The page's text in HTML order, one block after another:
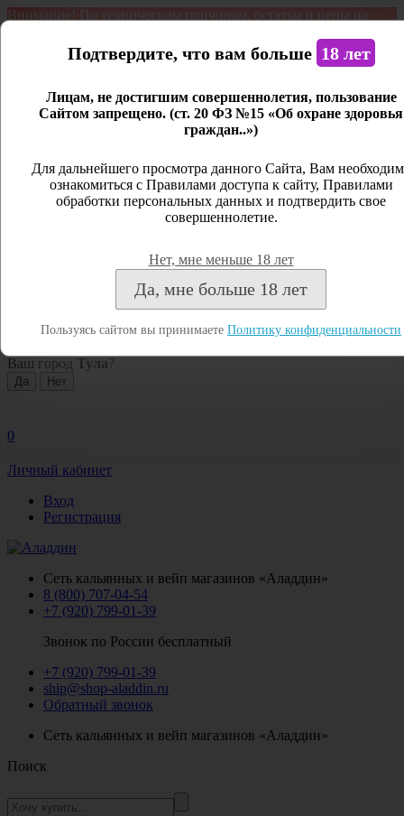
Внимание! По техническим причинам, остатки и цены на
является демонстрационным. Дистанционная продажа не
Открыть сайдбар
Личный кабинет
Закрыть
Посмотреть все результаты
Ваш город Тула ?
0
Личный кабинет
Вход
Регистрация
Сеть кальянных и вейп магазинов «Аладдин»
8 (800) 707-04-54
+7 (920) 799-01-39
Звонок по России бесплатный
+7 (920) 799-01-39
ship@shop-aladdin.ru
Обратный звонок
Сеть кальянных и вейп магазинов «Аладдин»
Поиск
Подтвердите, что вам больше 18 лет
Лицам, не достигшим совершеннолетия, пользование
Сайтом запрещено. (ст. 20 ФЗ №15 «Об охране здоровья
граждан..»)
Для дальнейшего просмотра данного Сайта, Вам
ознакомиться с Правилами доступа к сайту, Правилами
обработки персональных данных и подтвердить свое
совершеннолетие.
Нет, мне меньше 18 лет
Да, мне больше 18 лет
Пользуясь сайтом вы принимаете Политику конфиденциальности